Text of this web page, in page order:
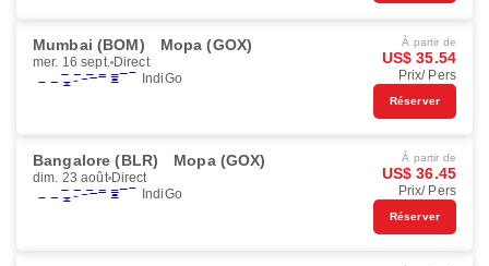
Mumbai (BOM) Mopa (GOX)
mer. 16 sept. Direct
IndiGo
À partir de
US$ 35.54
Prix/ Pers
Réserver
Bangalore (BLR) Mopa (GOX)
dim. 23 août Direct
IndiGo
À partir de
US$ 36.45
Prix/ Pers
Réserver